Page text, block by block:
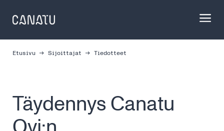
content
Etusivu Sijoittajat Tiedotteet
Täydennys Canatu